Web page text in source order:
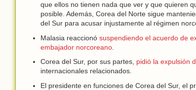
que ellos no tienen nada que ver y que quieren
posible. Además, Corea del Norte sigue
del Sur para acusar injustamente al régimen
Malasia reaccionó suspendiendo el acuerdo de
embajador norcoreano
Corea del Sur, por sus partes, pidió la expulsión
internacionales relacionados.
El presidente en funciones de Corea del Sur, el